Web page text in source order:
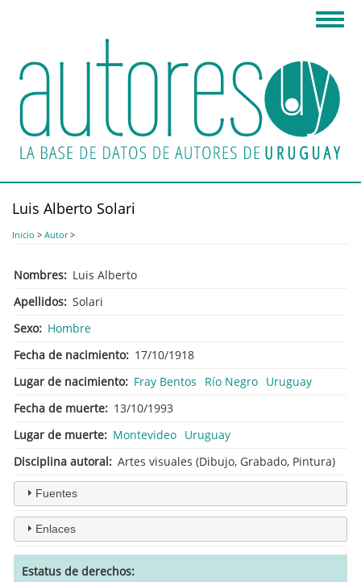
principal
Luis Alberto Solari
Inicio > Autor>
Nombres
Luis Alberto
Apellidos Solari
Sexo
Hombre
Fecha de nacimiento
17/10/1918
Lugar de nacimiento
Fray Bentos Río Negro Uruguay
Fecha de muerte
13/10/1993
Lugar de muerte
Montevideo Uruguay
Disciplina autoral
Artes visuales (Dibujo, Grabado, Pintura)
Fuentes
Enlaces
Estatus de derechos